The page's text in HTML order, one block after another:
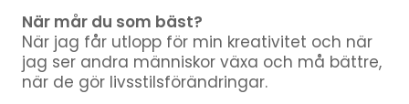
När mår du som bäst?
När jag får utlopp för min kreativitet och när
jag ser andra människor växa och må bättre,
när de gör livsstilsförändringar.